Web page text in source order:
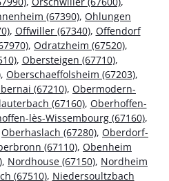
(67390), Ohlungen
, Offwiller (67340), Offendorf
, Odratzheim (67520),
, Obersteigen (67710),
, Oberschaeffolsheim (67203),
(67210), Obermodern-
(67160), Oberhoffen-
lès-Wissembourg (67160),
Oberhaslach (67280), Oberdorf-
(67110), Obenheim
, Nordhouse (67150), Nordheim
(67510), Niedersoultzbach